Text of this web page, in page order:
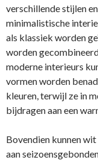
verschillende stijlen
minimalistische
als klassiek worden
worden
moderne interieurs
vormen worden
kleuren, terwijl ze in
bijdragen aan een
Bovendien kunnen
aan